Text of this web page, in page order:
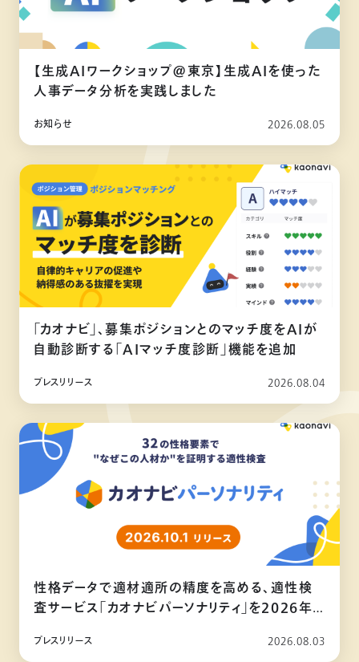
【生成AIワークショップ@東京】生成AIを使った
人事データ分析を実践しました
お知らせ 2026.08.05
「カオナビ」、募集ポジションとのマッチ度をAIが
自動診断する「AIマッチ度診断」機能を追加
プレスリリース 2026.08.04
性格データで適材適所の精度を高める、適性検
査サービス「カオナビパーソナリティ」を2026年
プレスリリース 2026.08.03